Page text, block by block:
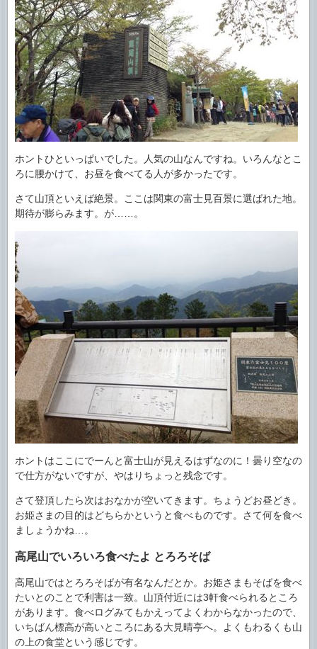
ホントひといっぱいでした。人気の山なんですね。いろんなとこ
ろに腰かけて、お昼を食べてる人が多かったです。
さて山頂といえば絶景。ここは関東の富士見百景に選ばれた地。
期待が膨らみます。が……。
ホントはここにでーんと富士山が見えるはずなのに！曇り空なの
で仕方がないですが、やはりちょっと残念です。
さて登頂したら次はおなかが空いてきます。ちょうどお昼どき。
お姫さまの目的はどちらかというと食べものです。さて何を食べ
ましょうかね…。
高尾山でいろいろ食べたよ とろろそば
高尾山ではとろろそばが有名なんだとか。お姫さまもそばを食べ
たいとのことで利害は一致。山頂付近には3軒食べられるところ
があります。食べログみてもかえってよくわからなかったので、
いちばん標高が高いところにある大見晴亭へ。よくもわるくも山
の上の食堂という感じです。